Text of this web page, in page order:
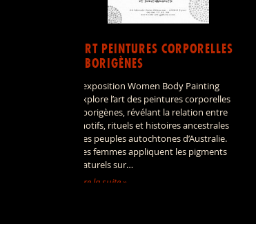
ART PEINTURES CORPORELLES
ABORIGÈNES
L’exposition Women Body Painting
explore l’art des peintures corporelles
aborigènes, révélant la relation entre
motifs, rituels et histoires ancestrales
des peuples autochtones d’Australie.
Les femmes appliquent les pigments
naturels sur…
Lire la suite »